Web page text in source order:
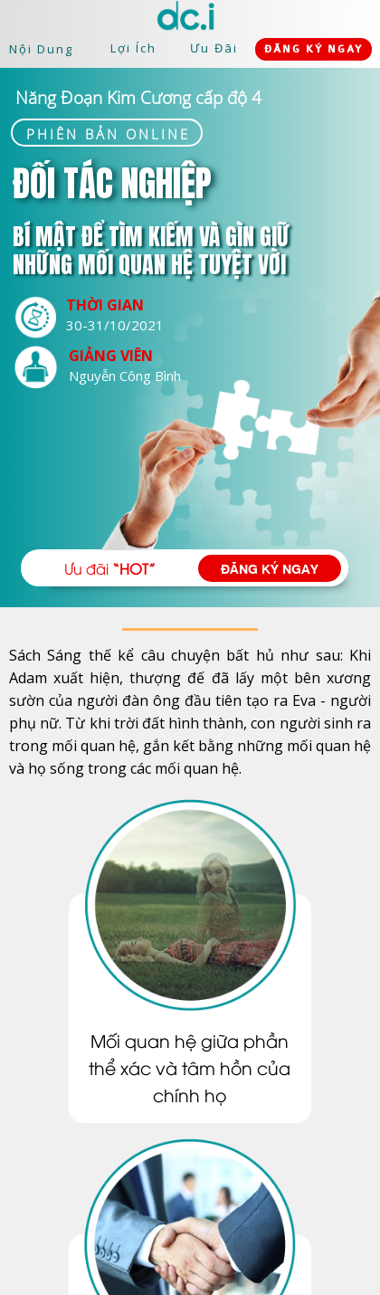
Nội Dung ĐĂNG KÝ NGAY
Ưu Đãi
Lợi Ích
Năng Đoạn Kim Cương cấp độ 4
PHIÊN BẢN ONLINE
ĐỐI TÁC NGHIỆP
BÍ MẬT ĐỂ TÌM KIẾM VÀ GÌN GIỮ
NHỮNG MỐI QUAN HỆ TUYỆT VỜI
Ưu đãi“HOT” ĐĂNG KÝ NGAY
GIẢNG VIÊN
Nguyễn Công Bình
THỜI GIAN
30-31/10/2021
Sách Sáng thế kể câu chuyện bất hủ như sau: Khi
Adam xuất hiện, thượng đế đã lấy một bên xương
sườn của người đàn ông đầu tiên tạo ra Eva - người
phụ nữ. Từ khi trời đất hình thành, con người sinh ra
trong mối quan hệ, gắn kết bằng những mối quan hệ
và họ sống trong các mối quan hệ.
Mối quan hệ giữa phần
thể xác và tâm hồn của
chính họ